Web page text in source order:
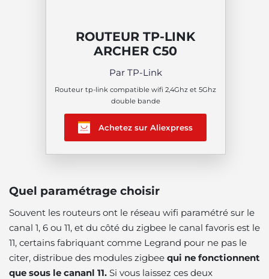
ROUTEUR TP-LINK
ARCHER C50
Par TP-Link
Routeur tp-link compatible wifi 2,4Ghz et 5Ghz
double bande
Achetez sur Aliexpress
Quel paramétrage choisir
Souvent les routeurs ont le réseau wifi paramétré sur le
canal 1, 6 ou 11, et du côté du zigbee le canal favoris est le
11, certains fabriquant comme Legrand pour ne pas le
citer, distribue des modules zigbee qui ne fonctionnent
que sous le cananl 11. Si vous laissez ces deux